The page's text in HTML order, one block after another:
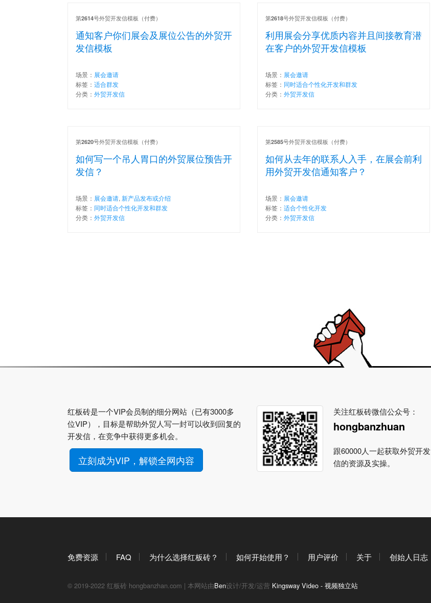
通知客户你们展会及展位公告的外贸开
发信模板
第2614号外贸开发信模板（付费）
场景： 展会邀请
标签： 适合群发
分类： 外贸开发信
利用展会分享优质内容并且间接教育潜
在客户的外贸开发信模板
第2618号外贸开发信模板（付费）
场景： 展会邀请
标签： 同时适合个性化开发和群发
分类： 外贸开发信
如何写一个吊人胃口的外贸展位预告开
发信？
第2620号外贸开发信模板（付费）
场景： 展会邀请, 新产品发布或介绍
标签： 同时适合个性化开发和群发
分类： 外贸开发信
如何从去年的联系人入手，在展会前利
用外贸开发信通知客户？
第2585号外贸开发信模板（付费）
场景： 展会邀请
标签： 适合个性化开发
分类： 外贸开发信
红板砖是一个VIP会员制的细分网站（已有3000多
位VIP），目标是帮助外贸人写一封可以收到回复的
开发信，在竞争中获得更多机会。
立刻成为VIP，解锁全网内容
关注红板砖微信公众号：
hongbanzhuan
跟60000人一起获取外贸开发
信的资源及实操。
免费资源 FAQ 为什么选择红板砖？ 如何开始使用？ 用户评价 关于 创始人日志
© 2019-2022 红板砖 hongbanzhan.com | 本网站由Ben设计/开发/运营 Kingsway Video - 视频独立站